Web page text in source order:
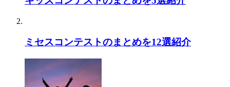
ミセスコンテストのまとめを12選紹介